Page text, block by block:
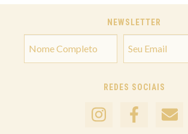
NEWSLETTER
REDES SOCIAIS